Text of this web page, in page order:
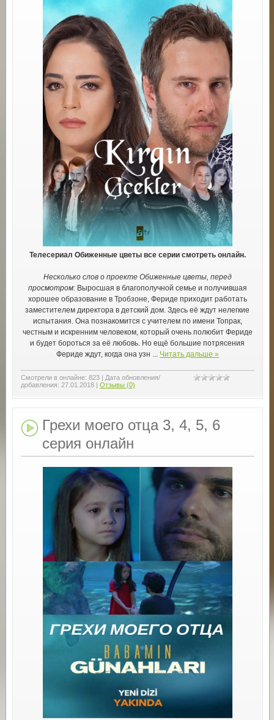
Телесериал Обиженные цветы все серии смотреть онлайн.
Несколько слов о проекте Обиженные цветы, перед
просмотром:Выросшая в благополучной семье и получившая
хорошее образование в Тробзоне, Фериде приходит работать
заместителем директора в детский дом. Здесь её ждут нелегкие
испытания. Она познакомится с учителем по имени Топрак,
честным и искренним человеком, который очень полюбит Фериде
и будет бороться за её любовь. Но ещё большие потрясения
Фериде ждут, когда она узн
Читать дальше »
Смотрели в онлайне: 823| Дата обновления/
добавления: 27.01.2018 | Отзывы (0)
Грехи моего отца 3, 4, 5, 6
серия онлайн